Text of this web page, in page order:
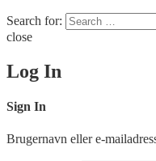
Search for:
close
Log In
Sign In
Brugernavn eller e-